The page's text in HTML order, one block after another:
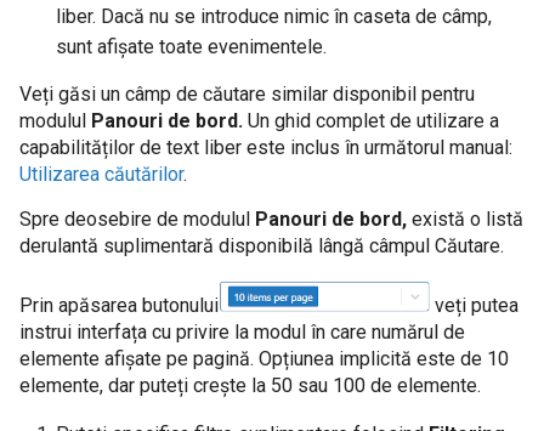
Cum se sterg datele din data storage
Cum se transmit datele syslog
Cum se șterg evenimentele mai vechi de
6 luni
Cum să colectați date din jurnalul
Cum să colectați date din jurnalul de
securitate Windows
liber. Dacă nu se introduce nimic în caseta de câmp,
sunt afișate toate evenimentele.
Veți găsi un câmp de căutare similar disponibil pentru
modulul Panouri de bord. Un ghid complet de utilizare a
capabilităților de text liber este inclus în următorul manual:
Utilizarea căutărilor.
Spre deosebire de modulul Panouri de bord, există o listă
derulantă suplimentară disponibilă lângă câmpul Căutare.
Prin apăsarea butonului
veți putea
instrui interfața cu privire la modul în care numărul de
elemente afișate pe pagină. Opțiunea implicită este de 10
elemente, dar puteți crește la 50 sau 100 de elemente.